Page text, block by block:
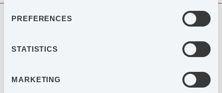
PREFERENCES
STATISTICS
MARKETING